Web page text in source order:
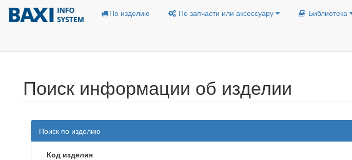
По изделию По запчасти или аксессуару Библиотека
Поиск информации об изделии
Поиск по изделию
Код изделия